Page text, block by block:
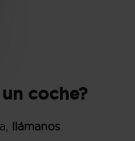
coche?
llámanos